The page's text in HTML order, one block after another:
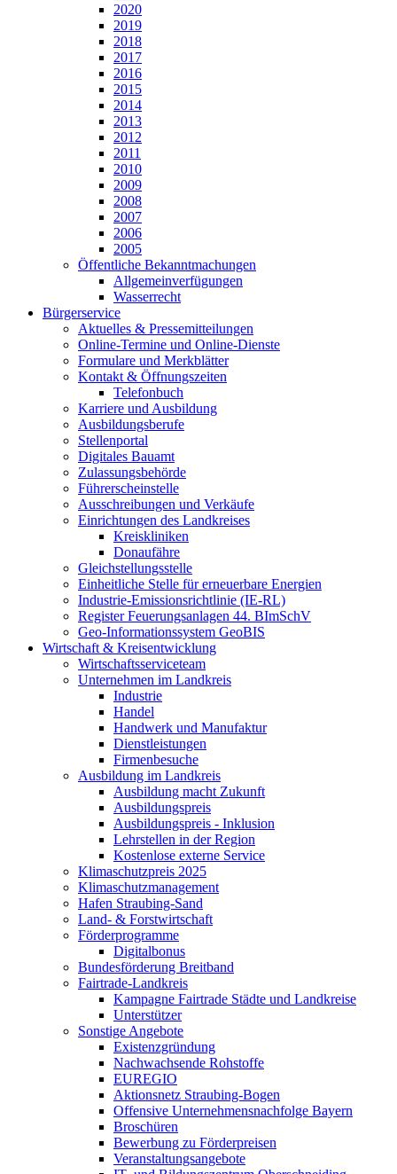
2020
2019
2018
2017
2016
2015
2014
2013
2012
2011
2010
2009
2008
2007
2006
2005
Öffentliche Bekanntmachungen
Allgemeinverfügungen
Wasserrecht
Bürgerservice
Aktuelles & Pressemitteilungen
Online-Termine und Online-Dienste
Formulare und Merkblätter
Kontakt & Öffnungszeiten
Telefonbuch
Karriere und Ausbildung
Ausbildungsberufe
Stellenportal
Digitales Bauamt
Zulassungsbehörde
Führerscheinstelle
Ausschreibungen und Verkäufe
Einrichtungen des Landkreises
Kreiskliniken
Donaufähre
Gleichstellungsstelle
Einheitliche Stelle für erneuerbare Energien
Industrie-Emissionsrichtlinie (IE-RL)
Register Feuerungsanlagen 44. BImSchV
Geo-Informationssystem GeoBIS
Wirtschaft & Kreisentwicklung
Wirtschaftsserviceteam
Unternehmen im Landkreis
Industrie
Handel
Handwerk und Manufaktur
Dienstleistungen
Firmenbesuche
Ausbildung im Landkreis
Ausbildung macht Zukunft
Ausbildungspreis
Ausbildungspreis - Inklusion
Lehrstellen in der Region
Kostenlose externe Service
Klimaschutzpreis 2025
Klimaschutzmanagement
Hafen Straubing-Sand
Land- & Forstwirtschaft
Förderprogramme
Digitalbonus
Bundesförderung Breitband
Fairtrade-Landkreis
Kampagne Fairtrade Städte und Landkreise
Unterstützer
Sonstige Angebote
Existenzgründung
Nachwachsende Rohstoffe
EUREGIO
Aktionsnetz Straubing-Bogen
Offensive Unternehmensnachfolge Bayern
Broschüren
Bewerbung zu Förderpreisen
Veranstaltungsangebote